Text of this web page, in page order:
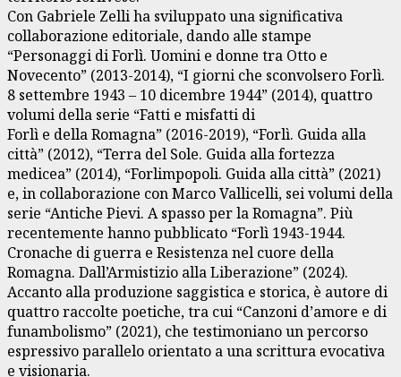
Con Gabriele Zelli ha sviluppato una significativa
collaborazione editoriale, dando alle stampe
“Personaggi di Forlì. Uomini e donne tra Otto e
Novecento” (2013-2014), “I giorni che sconvolsero Forlì.
8 settembre 1943 – 10 dicembre 1944” (2014), quattro
volumi della serie “Fatti e misfatti di
Forlì e della Romagna” (2016-2019), “Forlì. Guida alla
città” (2012), “Terra del Sole. Guida alla fortezza
medicea” (2014), “Forlimpopoli. Guida alla città” (2021)
e, in collaborazione con Marco Vallicelli, sei volumi della
serie “Antiche Pievi. A spasso per la Romagna”. Più
recentemente hanno pubblicato “Forlì 1943-1944.
Cronache di guerra e Resistenza nel cuore della
Romagna. Dall’Armistizio alla Liberazione” (2024).
Accanto alla produzione saggistica e storica, è autore di
quattro raccolte poetiche, tra cui “Canzoni d’amore e di
funambolismo” (2021), che testimoniano un percorso
espressivo parallelo orientato a una scrittura evocativa
e visionaria.